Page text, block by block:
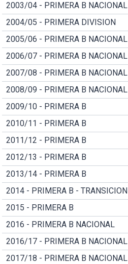
2003/04 - PRIMERA B NACIONAL
2004/05 - PRIMERA DIVISION
2005/06 - PRIMERA B NACIONAL
2006/07 - PRIMERA B NACIONAL
2007/08 - PRIMERA B NACIONAL
2008/09 - PRIMERA B NACIONAL
2009/10 - PRIMERA B
2010/11 - PRIMERA B
2011/12 - PRIMERA B
2012/13 - PRIMERA B
2013/14 - PRIMERA B
2014 - PRIMERA B - TRANSICION
2015 - PRIMERA B
2016 - PRIMERA B NACIONAL
2016/17 - PRIMERA B NACIONAL
2017/18 - PRIMERA B NACIONAL